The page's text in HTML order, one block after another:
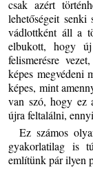
csak azért
lehetőségeit
vádlottként áll a
elbukott, hogy
felismerésre
képes megvédeni
képes, mint
van szó, hogy ez
újra feltalálni,
Ez számos
gyakorlatilag is
említünk pár ilyen